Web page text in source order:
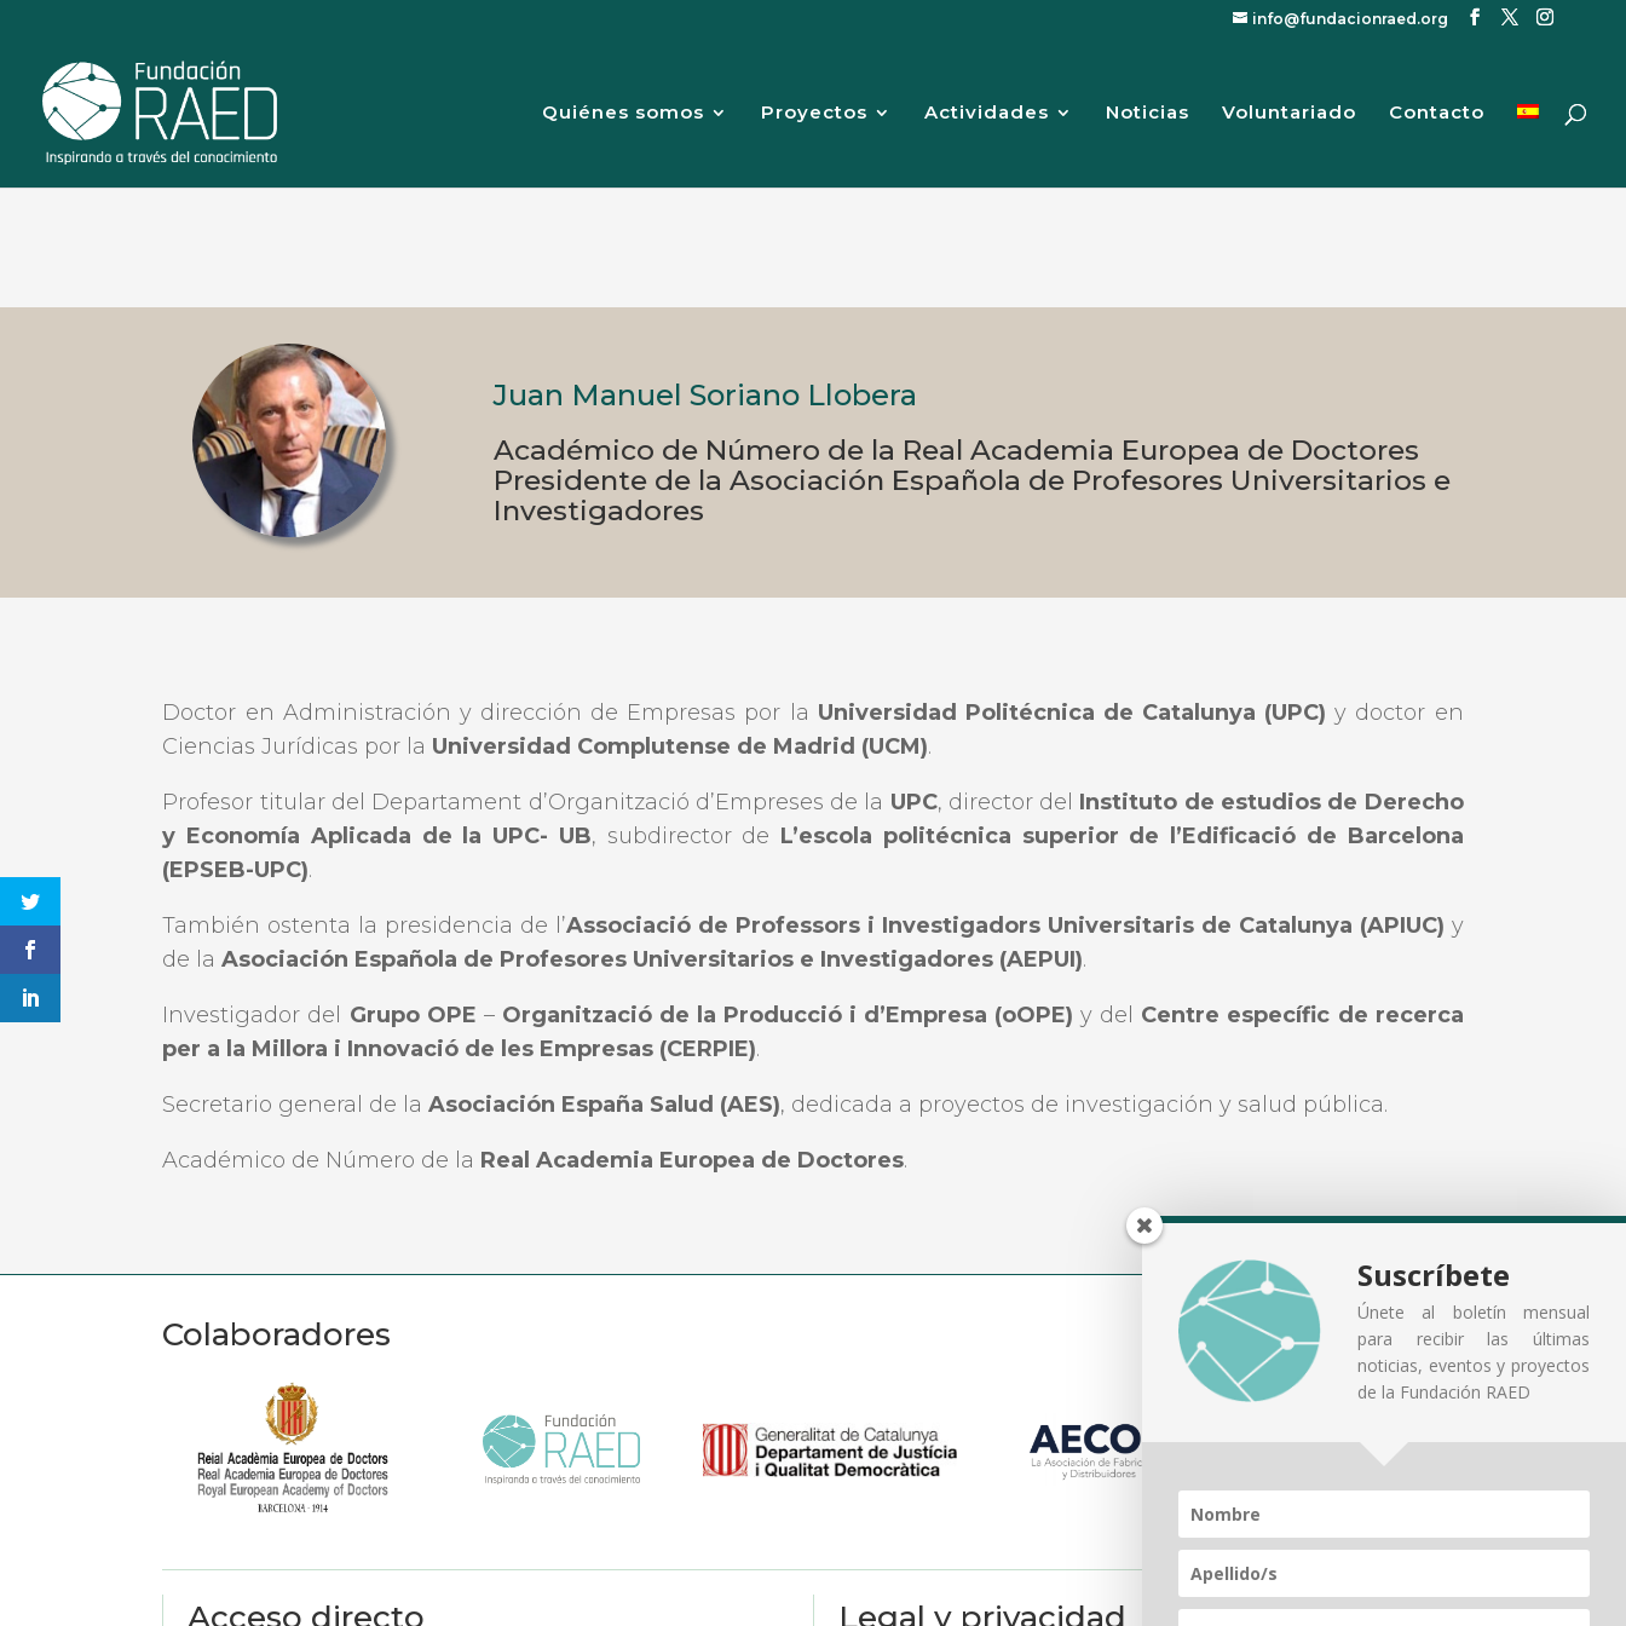
info@fundacionraed.org
Quiénes somos Proyectos Actividades Noticias Voluntariado Contacto
Juan Manuel Soriano Llobera
Académico de Número de la Real Academia Europea de Doctores
Presidente de la Asociación Española de Profesores Universitarios e
Investigadores
Doctor en Administración y dirección de Empresas por la Universidad Politécnica de Catalunya (UPC) y doctor en
Ciencias Jurídicas por la Universidad Complutense de Madrid (UCM).
Profesor titular del Departament d’Organització d’Empreses de la UPC, director del Instituto de estudios de Derecho
y Economía Aplicada de la UPC- UB, subdirector de L’escola politécnica superior de l’Edificació de Barcelona
(EPSEB-UPC).
También ostenta la presidencia de l’Associació de Professors i Investigadors Universitaris de Catalunya (APIUC) y
de laAsociación Española de Profesores Universitarios e Investigadores (AEPUI).
Investigador del Grupo OPE – Organització de la Producció i d’Empresa (oOPE) y del Centre específic de recerca
per a la Millora i Innovació de les Empresas (CERPIE).
Secretario general de laAsociación España Salud (AES), dedicada a proyectos de investigación y salud pública.
Académico de Número de la Real Academia Europea de Doctores.
Colaboradores
Acceso directo Legal y privacidad
Suscríbete
Únete al boletín mensual
para recibir las últimas
noticias, eventos y proyectos
de la Fundación RAED